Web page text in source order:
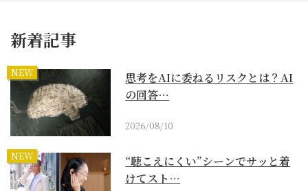
新着記事
NEW
思考をAIに委ねるリスクとは？AI
の回答…
2026/08/10
NEW
“聴こえにくい”シーンでサッと着
けてスト…